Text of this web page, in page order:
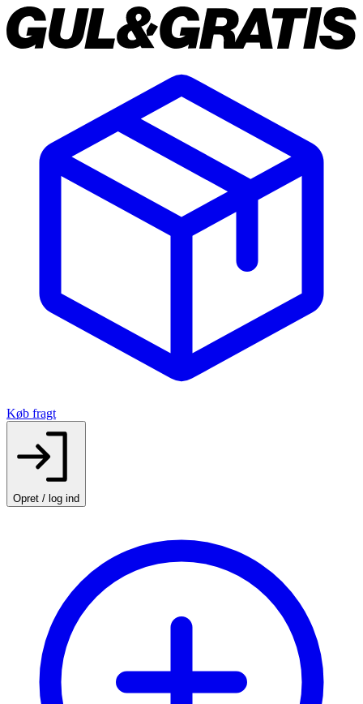
Køb fragt
Opret / log ind